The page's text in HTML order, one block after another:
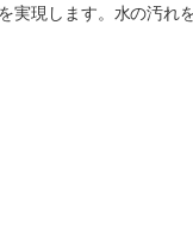
現します。水の汚れ